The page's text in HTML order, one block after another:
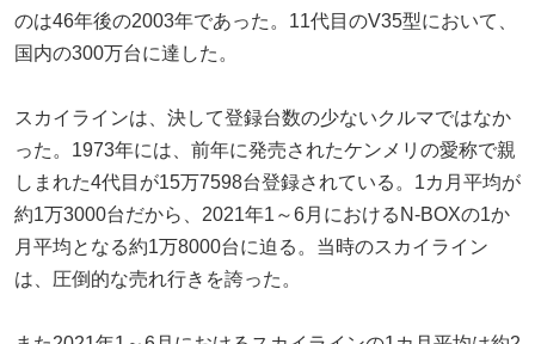
のは46年後の2003年であった。11代目のV35型において、
国内の300万台に達した。
スカイラインは、決して登録台数の少ないクルマではなか
った。1973年には、前年に発売されたケンメリの愛称で親
しまれた4代目が15万7598台登録されている。1カ月平均が
約1万3000台だから、2021年1～6月におけるN-BOXの1か
月平均となる約1万8000台に迫る。当時のスカイライン
は、圧倒的な売れ行きを誇った。